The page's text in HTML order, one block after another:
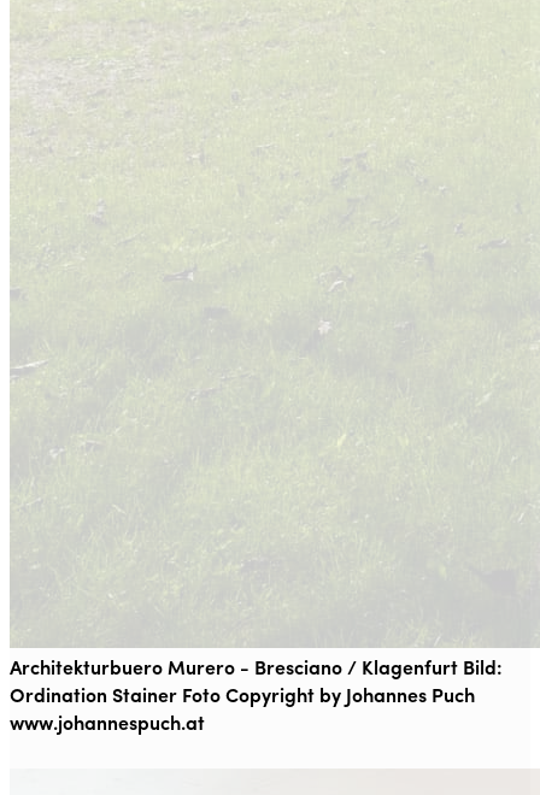
Architekturbuero Murero - Bresciano / Klagenfurt Bild:
Ordination Stainer Foto Copyright by Johannes Puch
www.johannespuch.at